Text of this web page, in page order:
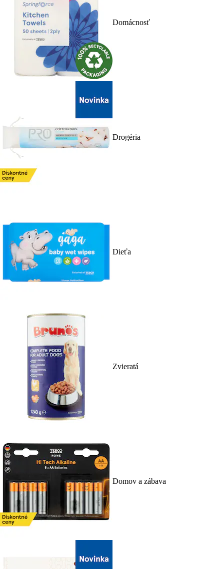
Domácnosť
Drogéria
Dieťa
Zvieratá
Domov a zábava